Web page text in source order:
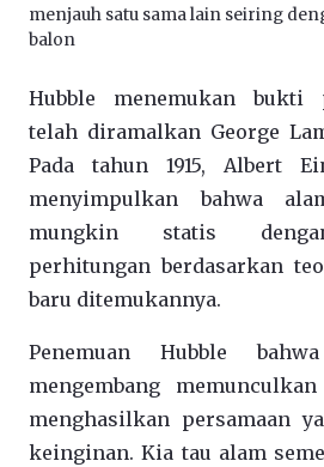
menjauh satu sama lain seiring
balon
Hubble menemukan bukti
telah diramalkan George
Pada tahun 1915, Albert
menyimpulkan bahwa
mungkin statis
perhitungan berdasarkan
baru ditemukannya.
Penemuan Hubble
mengembang
menghasilkan persamaan
keinginan. Kia tau alam